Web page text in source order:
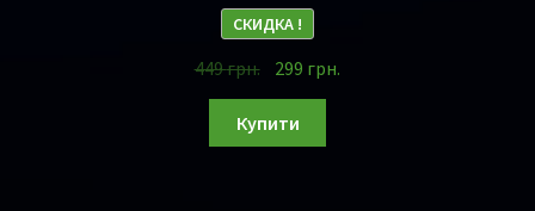
СКИДКА !
449грн. 299 грн.
Купити